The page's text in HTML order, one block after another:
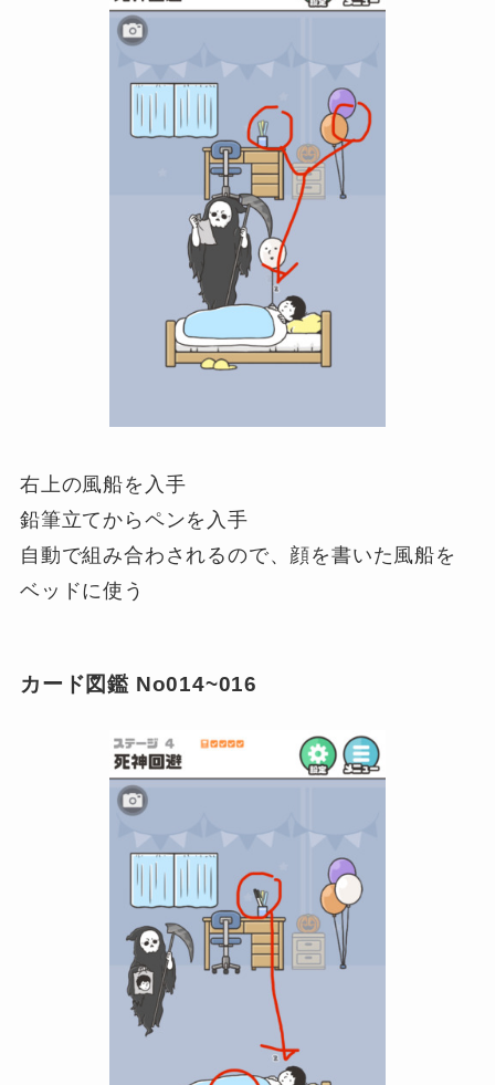
右上の風船を入手
鉛筆立てからペンを入手
自動で組み合わされるので、顔を書いた風船を
ベッドに使う
カード図鑑 No014~016